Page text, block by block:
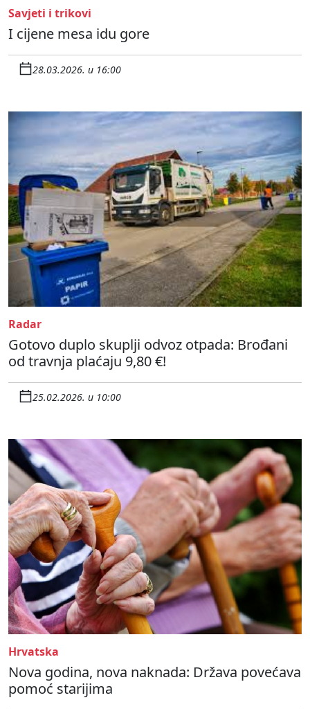
Savjeti i trikovi
I cijene mesa idu gore
28.03.2026. u 16:00
Radar
Gotovo duplo skuplji odvoz otpada: Brođani
od travnja plaćaju 9,80 €!
25.02.2026. u 10:00
Hrvatska
Nova godina, nova naknada: Država povećava
pomoć starijima